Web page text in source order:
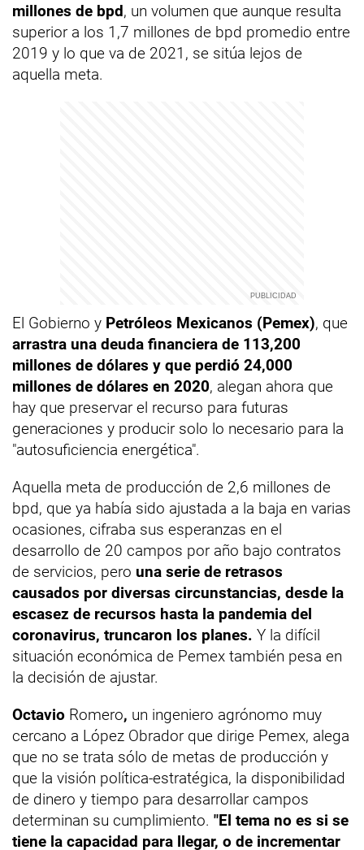
millones de bpd, un volumen que aunque resulta
superior a los 1,7 millones de bpd promedio entre
2019 y lo que va de 2021, se sitúa lejos de
aquella meta.
El Gobierno y Petróleos Mexicanos (Pemex), que
arrastra una deuda financiera de 113,200
millones de dólares y que perdió 24,000
millones de dólares en 2020, alegan ahora que
hay que preservar el recurso para futuras
generaciones y producir solo lo necesario para la
"autosuficiencia energética".
Aquella meta de producción de 2,6 millones de
bpd, que ya había sido ajustada a la baja en varias
ocasiones, cifraba sus esperanzas en el
desarrollo de 20 campos por año bajo contratos
de servicios, pero una serie de retrasos
causados por diversas circunstancias, desde la
escasez de recursos hasta la pandemia del
coronavirus, truncaron los planes. Y la difícil
situación económica de Pemex también pesa en
la decisión de ajustar.
Octavio Romero, un ingeniero agrónomo muy
cercano a López Obrador que dirige Pemex, alega
que no se trata sólo de metas de producción y
que la visión política-estratégica, la disponibilidad
de dinero y tiempo para desarrollar campos
determinan su cumplimiento. "El tema no es si se
tiene la capacidad para llegar, o de incrementar